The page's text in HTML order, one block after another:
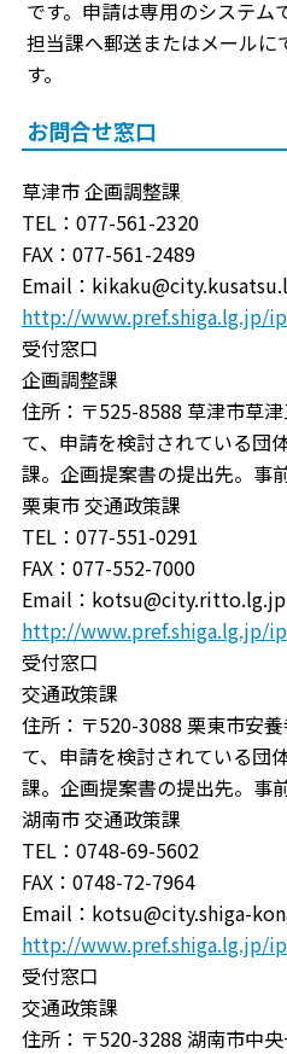
です。申請は専用のシステム
担当課へ郵送またはメールに
す。
お問合せ窓口
草津市 企画調整課
TEL：077-561-2320
FAX：077-561-2489
Email：
http://www.pref.shiga.lg.jp/
受付窓口
企画調整課
住所：〒525-8588 草津市草
て、申請を検討されている団
課。企画提案書の提出先。事
栗東市 交通政策課
TEL：077-551-0291
FAX：077-552-7000
Email：kotsu@city.ritto.lg.jp
http://www.pref.shiga.lg.jp/
受付窓口
交通政策課
住所：〒520-3088 栗東市安
て、申請を検討されている団
課。企画提案書の提出先。事
湖南市 交通政策課
TEL：0748-69-5602
FAX：0748-72-7964
Email：kotsu@city.shiga-
http://www.pref.shiga.lg.jp/
受付窓口
交通政策課
住所：〒520-3288 湖南市中